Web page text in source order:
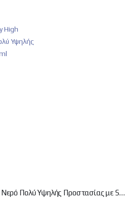
Caudalie Vinosun Protect Very High Protection Water Αντηλιακό Νερό Πολύ Υψηλής Προστασίας με SPF50+ 150ml